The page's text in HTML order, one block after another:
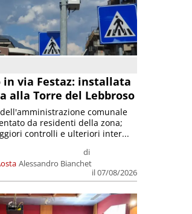
in via Festaz: installata
alla Torre del Lebbroso
di
Alessandro Bianchet
il 07/08/2026
comunale
da residenti della zona;
controlli e ulteriori inter...